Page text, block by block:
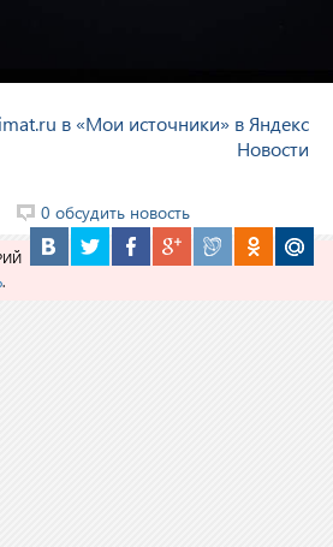
в «Мои источники» в Яндекс
Новости
0 обсудить новость
.